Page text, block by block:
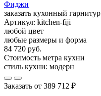
Фиджи
заказать кухонный гарнитур
Артикул: kitchen-fiji
любой цвет
любые размеры и форма
84 720 руб.
Стоимость метра кухни
стиль кухни: модерн
Заказать от 389 712 ₽